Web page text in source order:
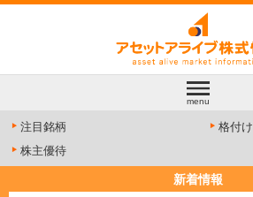
menu
注目銘柄
格付け
株主優待
新着情報